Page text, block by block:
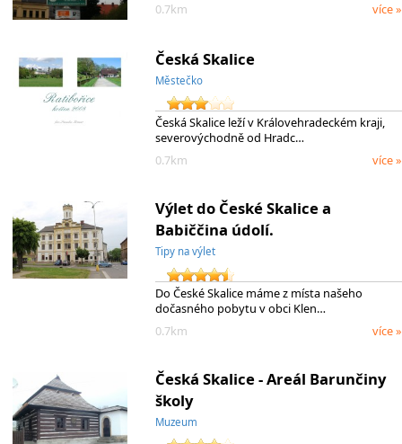
0.7km
více »
Česká Skalice
Městečko
Česká Skalice leží v Královehradeckém kraji,
severovýchodně od Hradc…
0.7km
více »
Výlet do České Skalice a
Babiččina údolí.
Tipy na výlet
Do České Skalice máme z místa našeho
dočasného pobytu v obci Klen…
0.7km
více »
Česká Skalice - Areál Barunčiny
školy
Muzeum